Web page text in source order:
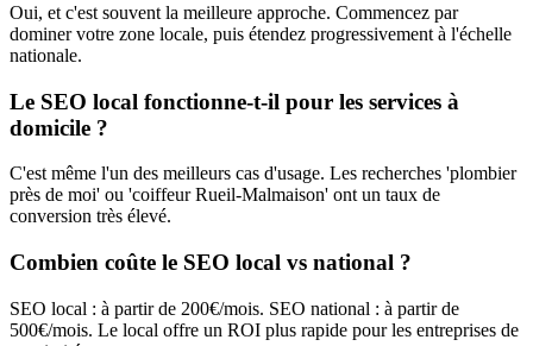
Oui, et c'est souvent la meilleure approche. Commencez par
dominer votre zone locale, puis étendez progressivement à l'échelle
nationale.
Le SEO local fonctionne-t-il pour les services à
domicile ?
C'est même l'un des meilleurs cas d'usage. Les recherches 'plombier
près de moi' ou 'coiffeur Rueil-Malmaison' ont un taux de
conversion très élevé.
Combien coûte le SEO local vs national ?
SEO local : à partir de 200€/mois. SEO national : à partir de
500€/mois. Le local offre un ROI plus rapide pour les entreprises de